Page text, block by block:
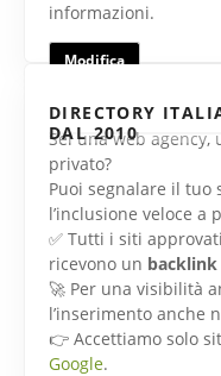
informazioni.
Modifica
DIRECTORY
DAL 2010
Sei una web agency,
privato?
Puoi segnalare il tuo
l’inclusione veloce a
✅ Tutti i siti
ricevono un
🚀 Per una visibilità
l’inserimento anche
👉 Accettiamo solo
Google.